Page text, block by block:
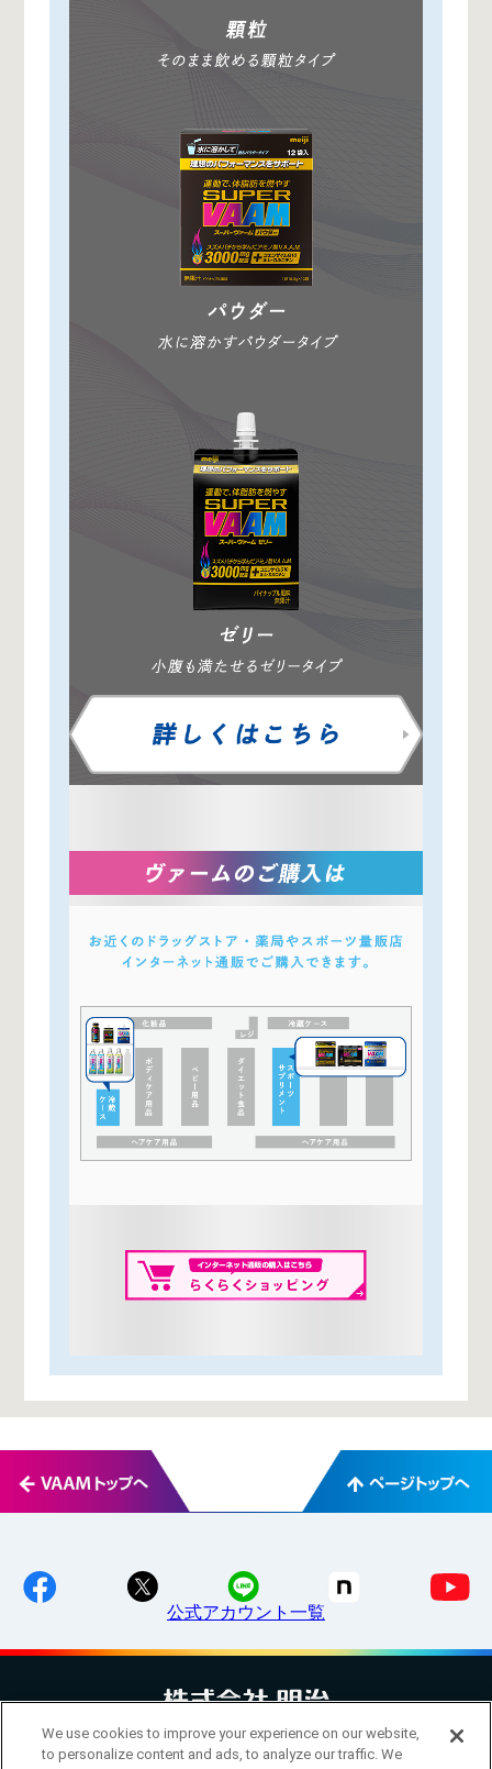
公式アカウント一覧
お問い合わせサイトマップ個人情報保護について電子公告
We use cookies to improve your experience on our website,
to personalize content and ads, to analyze our traffic. We